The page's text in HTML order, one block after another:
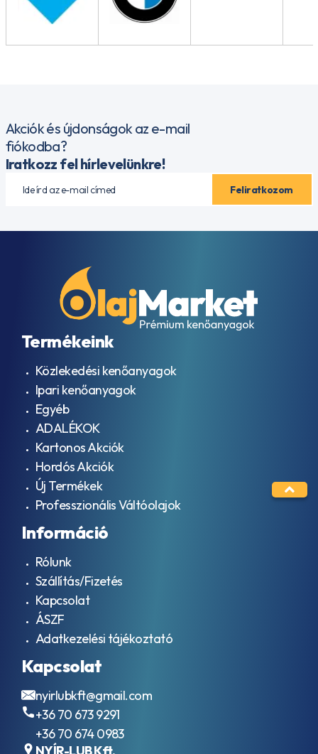
Akciók és újdonságok az e-mail
fiókodba?
Iratkozz fel hírlevelünkre!
Termékeink
Közlekedési kenőanyagok
Ipari kenőanyagok
Egyéb
ADALÉKOK
Kartonos Akciók
Hordós Akciók
Új Termékek
Professzionális Váltóolajok
Információ
Rólunk
Szállítás/Fizetés
Kapcsolat
ÁSZF
Adatkezelési tájékoztató
Kapcsolat
nyirlubkft@gmail.com
+36 70 673 9291
+36 70 674 0983
NYÍR-LUB Kft.